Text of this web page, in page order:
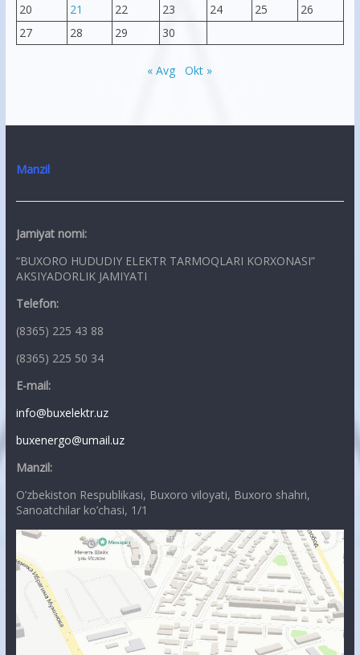
20
21 22 23 24 25
26
27
28 29 30
« Avg Okt »
Manzil
Jamiyat nomi:
“BUXORO HUDUDIY ELEKTR TARMOQLARI KORXONASI”
AKSIYADORLIK JAMIYATI
Telefon:
(8365) 225 43 88
(8365) 225 50 34
E-mail:
info@buxelektr.uz
buxenergo@umail.uz
Manzil:
O’zbekiston Respublikasi, Buxoro viloyati, Buxoro shahri,
Sanoatchilar ko’chasi, 1/1